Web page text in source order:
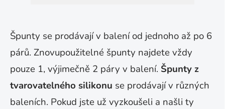
Špunty se prodávají v balení od jednoho až po 6
párů. Znovupoužitelné špunty najdete vždy
pouze 1, výjimečně 2 páry v balení. Špunty z
tvarovatelného silikonu se prodávají v různých
baleních. Pokud jste už vyzkoušeli a našli ty